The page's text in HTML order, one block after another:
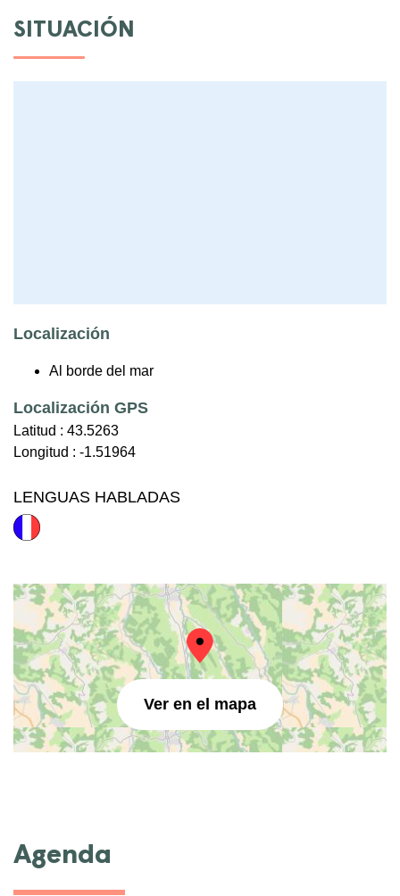
SITUACIÓN
Localización
Al borde del mar
Localización GPS
Latitud : 43.5263
Longitud : -1.51964
LENGUAS HABLADAS
Ver en el mapa
Agenda